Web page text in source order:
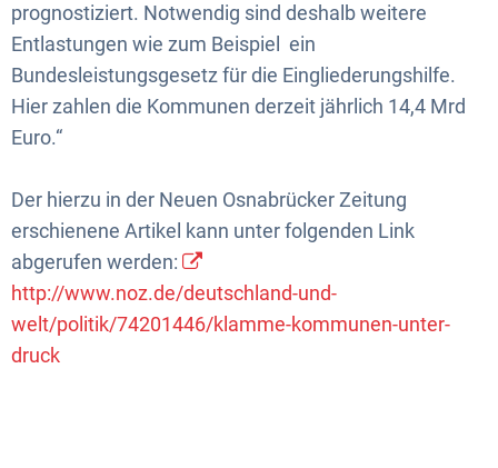
prognostiziert. Notwendig sind deshalb weitere
Entlastungen wie zum Beispiel ein
Bundesleistungsgesetz für die Eingliederungshilfe.
Hier zahlen die Kommunen derzeit jährlich 14,4 Mrd
Euro.“
Der hierzu in der Neuen Osnabrücker Zeitung
erschienene Artikel kann unter folgenden Link
abgerufen werden:
http://www.noz.de/deutschland-und-
welt/politik/74201446/klamme-kommunen-unter-
druck